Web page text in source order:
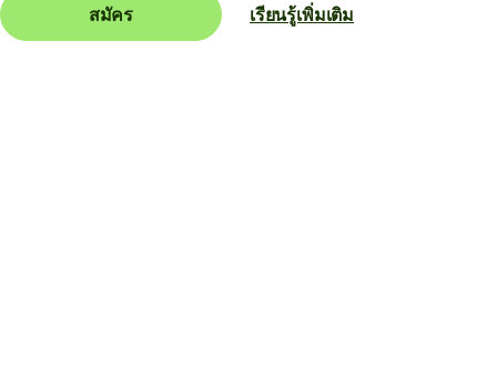
สมัคร เรียนรู้เพิ่มเติม